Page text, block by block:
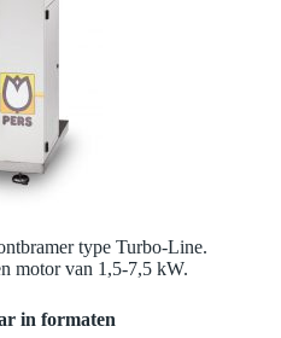
type Turbo-Line.
motor van 1,5-7,5 kW.
in formaten